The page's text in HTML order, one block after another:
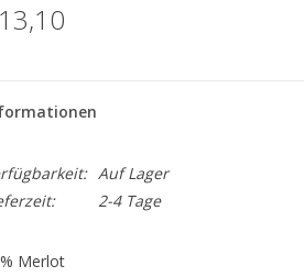
Auf Lager
2-4 Tage
Merlot